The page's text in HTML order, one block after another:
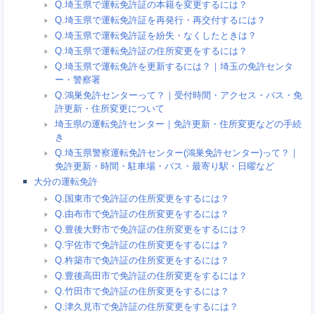
Q.埼玉県で運転免許証の本籍を変更するには？
Q.埼玉県で運転免許証を再発行・再交付するには？
Q.埼玉県で運転免許証を紛失・なくしたときは？
Q.埼玉県で運転免許証の住所変更をするには？
Q.埼玉県で運転免許を更新するには？｜埼玉の免許センタ
ー・警察署
Q.鴻巣免許センターって？｜受付時間・アクセス・バス・免
許更新・住所変更について
埼玉県の運転免許センター｜免許更新・住所変更などの手続
き
Q.埼玉県警察運転免許センター(鴻巣免許センター)って？｜
免許更新・時間・駐車場・バス・最寄り駅・日曜など
大分の運転免許
Q.国東市で免許証の住所変更をするには？
Q.由布市で免許証の住所変更をするには？
Q.豊後大野市で免許証の住所変更をするには？
Q.宇佐市で免許証の住所変更をするには？
Q.杵築市で免許証の住所変更をするには？
Q.豊後高田市で免許証の住所変更をするには？
Q.竹田市で免許証の住所変更をするには？
Q.津久見市で免許証の住所変更をするには？